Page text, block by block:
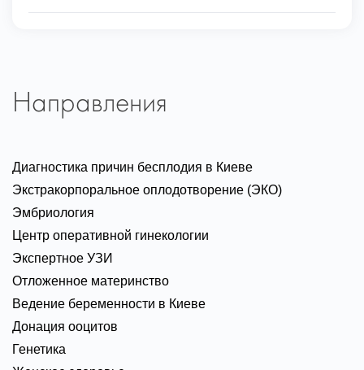
Направления
Диагностика причин бесплодия в Киеве
Экстракорпоральное оплодотворение (ЭКО)
Эмбриология
Центр оперативной гинекологии
Экспертное УЗИ
Отложенное материнство
Ведение беременности в Киеве
Донация ооцитов
Генетика